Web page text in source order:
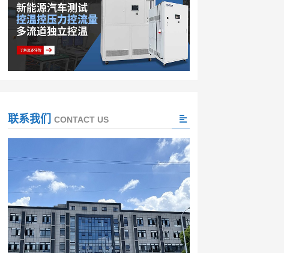
联系我们 CONTACT US